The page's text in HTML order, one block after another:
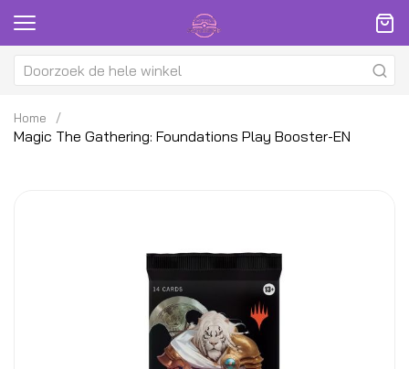
Home
Magic The Gathering: Foundations Play Booster-EN